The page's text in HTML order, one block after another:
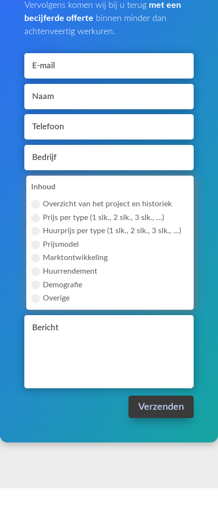
Vervolgens komen wij bij u terug met een
becijferde offerte binnen minder dan
achtenveertig werkuren.
Inhoud
Overzicht van het project en historiek
Prijs per type (1 slk., 2 slk., 3 slk., ...)
Huurprijs per type (1 slk., 2 slk., 3 slk., ...)
Prijsmodel
Marktontwikkeling
Huurrendement
Demografie
Overige
Verzenden